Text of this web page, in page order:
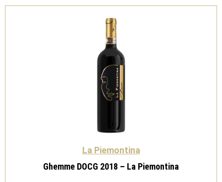
quantità
La Piemontina
Ghemme DOCG 2018 – La Piemontina